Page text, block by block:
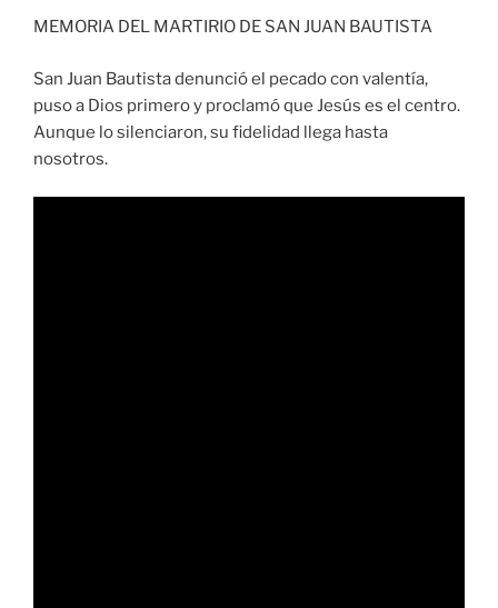
MEMORIA DEL MARTIRIO DE SAN JUAN BAUTISTA
San Juan Bautista denunció el pecado con valentía,
puso a Dios primero y proclamó que Jesús es el centro.
Aunque lo silenciaron, su fidelidad llega hasta
nosotros.